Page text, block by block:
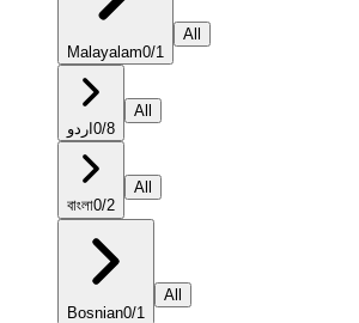
Malayalam0/1
All
اردو 0/8
All
বাংলা0/2
All
Bosnian0/1
All